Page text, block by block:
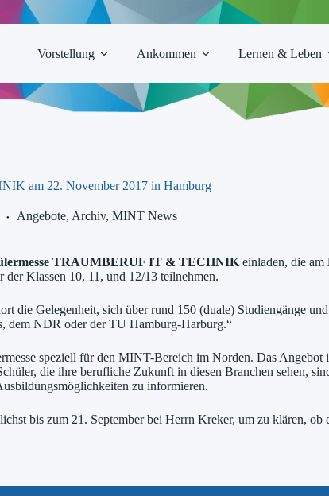
Vorstellung
Ankommen Lernen & Leben
am 22. November 2017 in Hamburg
Angebote, Archiv, MINT News
TRAUMBERUF IT & TECHNIK einladen, die am
Klassen 10, 11, und 12/13 teilnehmen.
die Gelegenheit, sich über rund 150 (duale) Studiengänge
dem NDR oder der TU Hamburg-Harburg.“
speziell für den MINT-Bereich im Norden. Das
die ihre berufliche Zukunft in diesen Branchen sehen,
zu informieren.
bis zum 21. September bei Herrn Kreker, um zu klären, ob